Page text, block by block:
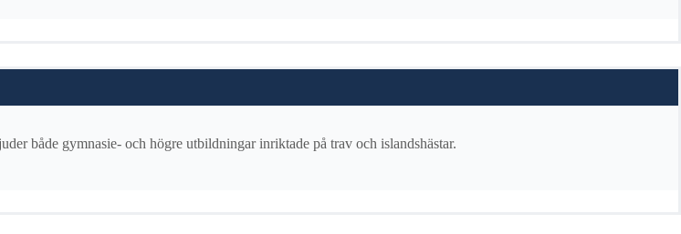
både gymnasie- och högre utbildningar inriktade på trav och islandshästar.